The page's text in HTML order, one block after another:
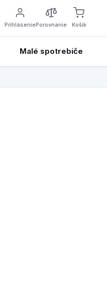
PrihláseniePorovnanie Košík
Malé spotrebiče